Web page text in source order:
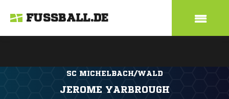
FUSSBALL.DE
SC MICHELBACH/WALD
JEROME YARBROUGH